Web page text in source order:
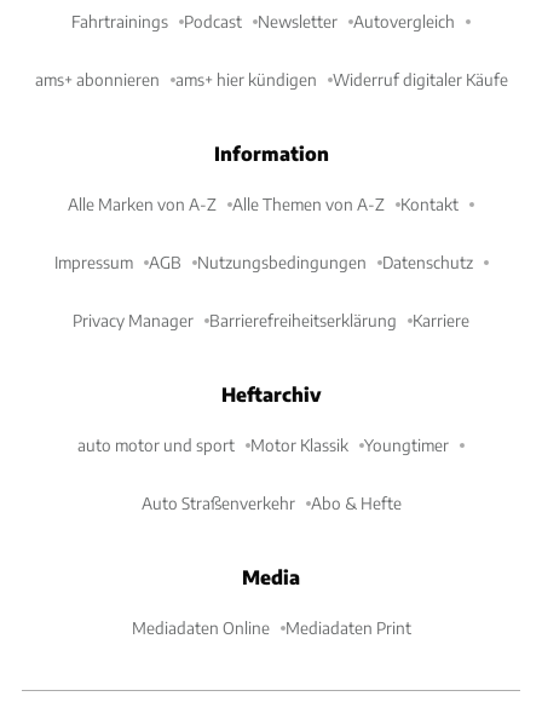
Fahrtrainings Podcast Newsletter Autovergleich
ams+ abonnieren ams+ hier kündigen Widerruf digitaler Käufe
Information
Alle Marken von A-Z Alle Themen von A-Z Kontakt
Impressum AGB Nutzungsbedingungen Datenschutz
Privacy Manager Barrierefreiheitserklärung Karriere
Heftarchiv
auto motor und sport Motor Klassik Youngtimer
Auto Straßenverkehr Abo & Hefte
Media
Mediadaten Online Mediadaten Print